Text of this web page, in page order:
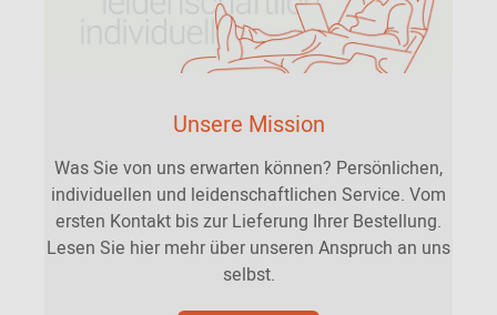
Unsere Mission
Was Sie von uns erwarten können? Persönlichen,
individuellen und leidenschaftlichen Service. Vom
ersten Kontakt bis zur Lieferung Ihrer Bestellung.
Lesen Sie hier mehr über unseren Anspruch an uns
selbst.